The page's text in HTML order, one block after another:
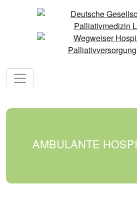
AMBULANTE